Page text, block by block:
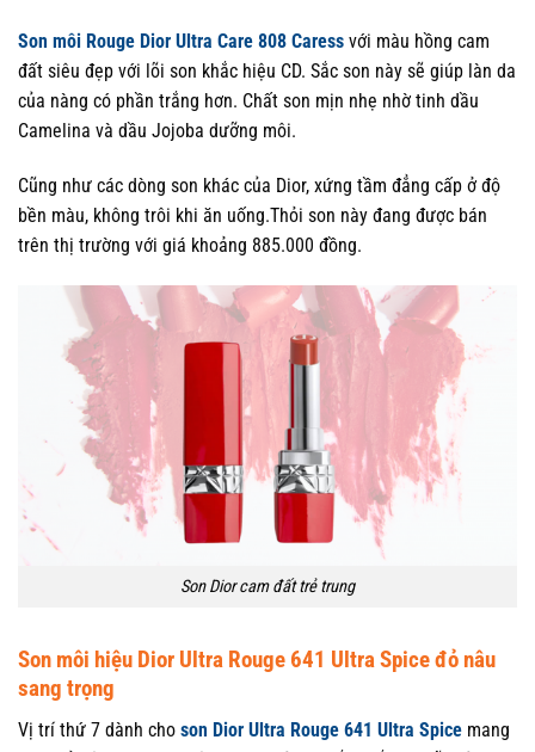
Son môi Rouge Dior Ultra Care 808 Caress với màu hồng cam
đất siêu đẹp với lõi son khắc hiệu CD. Sắc son này sẽ giúp làn da
của nàng có phần trắng hơn. Chất son mịn nhẹ nhờ tinh dầu
Camelina và dầu Jojoba dưỡng môi.
Cũng như các dòng son khác của Dior, xứng tầm đẳng cấp ở độ
bền màu, không trôi khi ăn uống.Thỏi son này đang được bán
trên thị trường với giá khoảng 885.000 đồng.
Son Dior cam đất trẻ trung
Son môi hiệu Dior Ultra Rouge 641 Ultra Spice đỏ nâu
sang trọng
Vị trí thứ 7 dành cho son Dior Ultra Rouge 641 Ultra Spice mang